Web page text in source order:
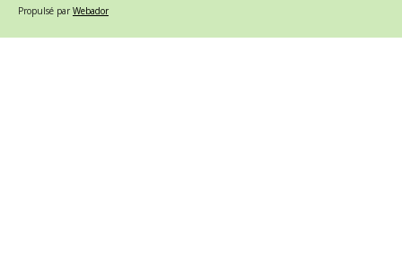
Propulsé par Webador